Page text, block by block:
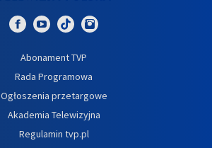
Abonament TVP
Rada Programowa
Ogłoszenia przetargowe
Akademia Telewizyjna
Regulamin tvp.pl